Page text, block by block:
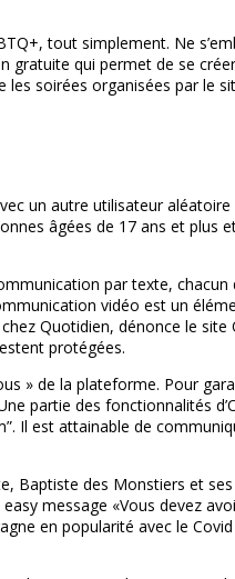
tout simplement. Ne
gratuite qui permet de se
les soirées organisées par le
un autre utilisateur aléatoire
âgées de 17 ans et plus
par texte,
vidéo est un
Quotidien, dénonce le site
protégées.
» de la plateforme. Pour
partie des fonctionnalités
Il est attainable de
Baptiste des Monstiers et
message «Vous devez
en popularité avec le